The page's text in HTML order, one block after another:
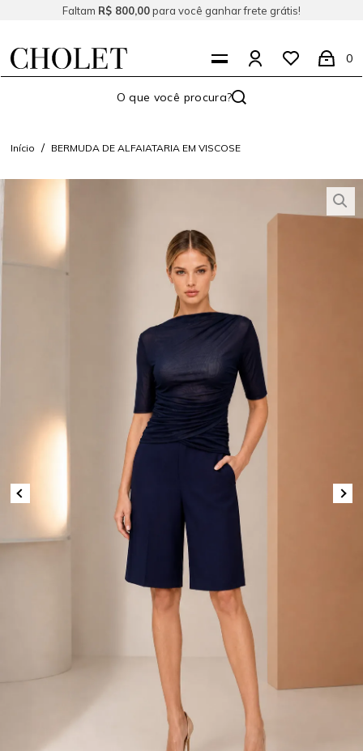
Faltam R$ 800,00para você ganhar frete grátis!
0
Início BERMUDA DE ALFAIATARIA EM VISCOSE